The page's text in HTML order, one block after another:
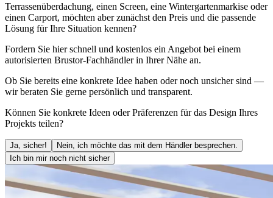
Terrassenüberdachung, einen Screen, eine Wintergartenmarkise oder
einen Carport, möchten aber zunächst den Preis und die passende
Lösung für Ihre Situation kennen?
Fordern Sie hier schnell und kostenlos ein Angebot bei einem
autorisierten Brustor-Fachhändler in Ihrer Nähe an.
Ob Sie bereits eine konkrete Idee haben oder noch unsicher sind —
wir beraten Sie gerne persönlich und transparent.
Können Sie konkrete Ideen oder Präferenzen für das Design Ihres
Projekts teilen?
Ja, sicher!
Nein, ich möchte das mit dem Händler besprechen.
Ich bin mir noch nicht sicher